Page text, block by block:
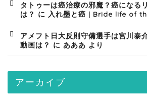
タトゥーは癌治療の邪魔？癌になる
は？ に 入れ墨と癌 | Bride life of
アメフト日大反則守備選手は宮川泰
動画は？ に あああ より
アーカイブ